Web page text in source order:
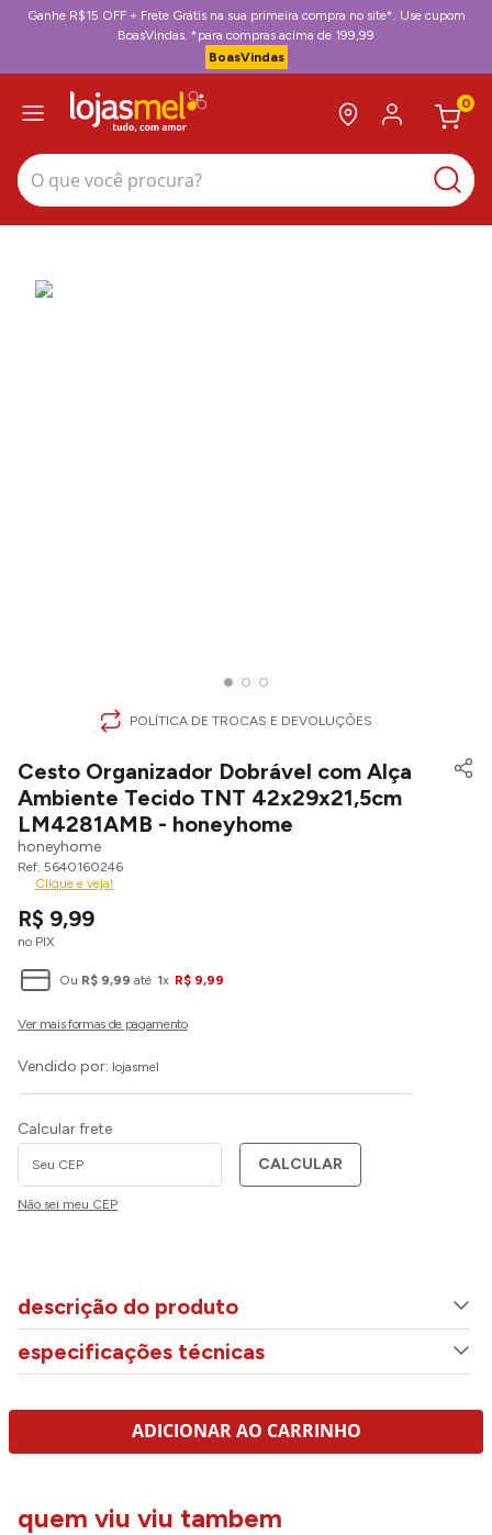
Ganhe R$15 OFF + Frete Grátis na sua primeira compra no site*. Use cupom
BoasVindas. *para compras acima de 199,99
BoasVindas
0
O que você procura?
POLÍTICA DE TROCAS E DEVOLUÇÕES
Cesto Organizador Dobrável com Alça
Ambiente Tecido TNT 42x29x21,5cm
LM4281AMB - honeyhome
honeyhome
5640160246
Clique e veja!
R$ 9,99
no PIX
Ou R$ 9,99 até 1x R$ 9,99
Vendido por: lojasmel
Calcular frete
CALCULAR
Não sei meu CEP
descrição do produto
especificações técnicas
ADICIONAR AO CARRINHO
quem viu viu tambem